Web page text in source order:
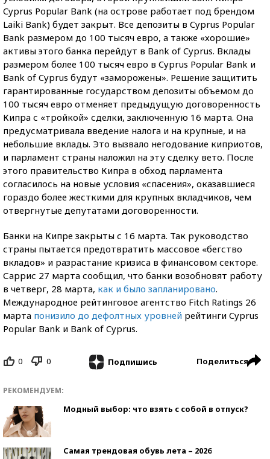
Cyprus Popular Bank (на острове работает под брендом
Laiki Bank) будет закрыт. Все депозиты в Cyprus Popular
Bank размером до 100 тысяч евро, а также «хорошие»
активы этого банка перейдут в Bank of Cyprus. Вклады
размером более 100 тысяч евро в Cyprus Popular Bank и
Bank of Cyprus будут «заморожены». Решение защитить
гарантированные государством депозиты объемом до
100 тысяч евро отменяет предыдущую договоренность
Кипра с «тройкой» сделки, заключенную 16 марта. Она
предусматривала введение налога и на крупные, и на
небольшие вклады. Это вызвало негодование киприотов,
и парламент страны наложил на эту сделку вето. После
этого правительство Кипра в обход парламента
согласилось на новые условия «спасения», оказавшиеся
гораздо более жесткими для крупных вкладчиков, чем
отвергнутые депутатами договоренности.
Банки на Кипре закрыты с 16 марта. Так руководство
страны пытается предотвратить массовое «бегство
вкладов» и разрастание кризиса в финансовом секторе.
Саррис 27 марта сообщил, что банки возобновят работу
в четверг, 28 марта, как и было запланировано.
Международное рейтинговое агентство Fitch Ratings 26
марта понизило до дефолтных уровней рейтинги Cyprus
Popular Bank и Bank of Cyprus.
0 0 Подпишись Поделиться
РЕКОМЕНДУЕМ:
Модный выбор: что взять с собой в отпуск?
Самая трендовая обувь лета – 2026